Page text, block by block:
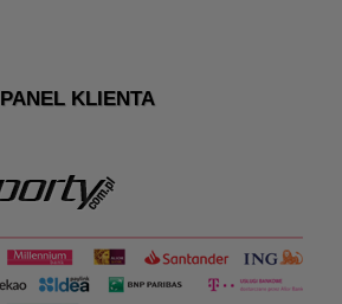
PANEL KLIENTA